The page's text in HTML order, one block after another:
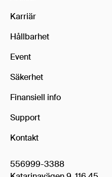
Karriär
Hållbarhet
Event
Säkerhet
Finansiell info
Support
Kontakt
556999-3388